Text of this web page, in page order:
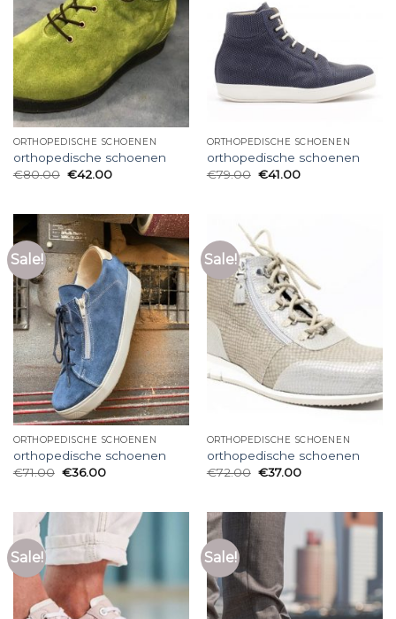
ORTHOPEDISCHE SCHOENEN
orthopedische schoenen
€80.00 €42.00
ORTHOPEDISCHE SCHOENEN
orthopedische schoenen
€79.00 €41.00
Sale!
ORTHOPEDISCHE SCHOENEN
orthopedische schoenen
€71.00 €36.00
Sale!
ORTHOPEDISCHE SCHOENEN
orthopedische schoenen
€72.00 €37.00
Sale! Sale!